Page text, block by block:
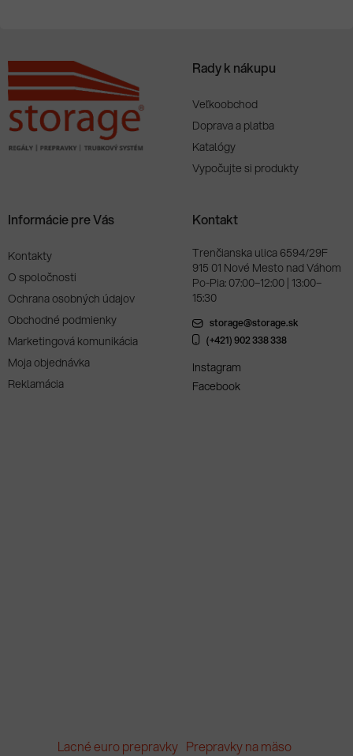
Rady k nákupu
Veľkoobchod
Doprava a platba
Katalógy
Vypočujte si produkty
Informácie pre Vás
Kontakty
O spoločnosti
Ochrana osobných údajov
Obchodné podmienky
Marketingová komunikácia
Moja objednávka
Reklamácia
Kontakt
Trenčianska ulica 6594/29F
915 01 Nové Mesto nad Váhom
Po-Pia: 07:00–12:00 | 13:00–
15:30
storage@storage.sk
(+421) 902 338 338
Instagram
Facebook
Lacné euro prepravky Prepravky na mäso